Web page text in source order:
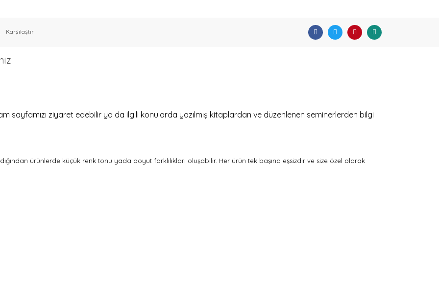
Karşılaştır
sayfamızı ziyaret edebilir ya da ilgili konularda yazılmış kitaplardan ve düzenlenen seminerlerden bilgi
ürünlerde küçük renk tonu yada boyut farklılıkları oluşabilir. Her ürün tek başına eşsizdir ve size özel olarak